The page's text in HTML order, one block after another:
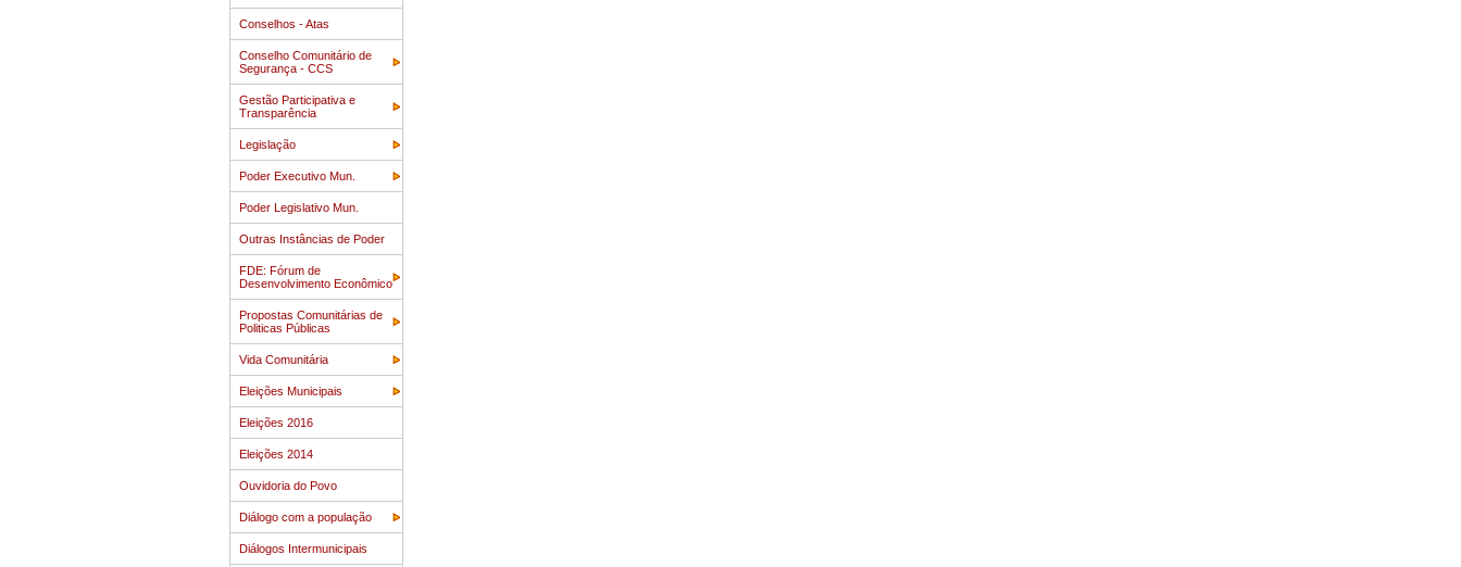
Conselhos - Atas
Conselho Comunitário de
Segurança - CCS
Gestão Participativa e
Transparência
Legislação
Poder Executivo Mun.
Poder Legislativo Mun.
Outras Instâncias de Poder
FDE: Fórum de
Desenvolvimento Econômico
Propostas Comunitárias de
Politicas Públicas
Vida Comunitária
Eleições Municipais
Eleições 2016
Eleições 2014
Ouvidoria do Povo
Diálogo com a população
Diálogos Intermunicipais